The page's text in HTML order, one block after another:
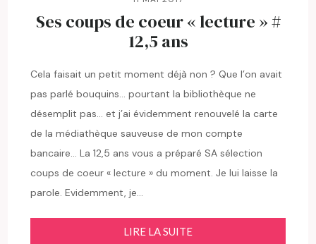
Ses coups de coeur « lecture » #
12,5 ans
Cela faisait un petit moment déjà non ? Que l’on avait
pas parlé bouquins… pourtant la bibliothèque ne
désemplit pas… et j’ai évidemment renouvelé la carte
de la médiathèque sauveuse de mon compte
bancaire… La 12,5 ans vous a préparé SA sélection
coups de coeur « lecture » du moment. Je lui laisse la
parole. Evidemment, je…
LIRE LA SUITE